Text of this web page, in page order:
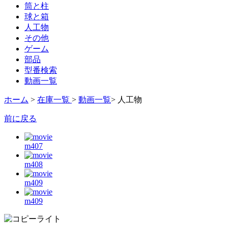
筒と柱
球と箱
人工物
その他
ゲーム
部品
型番検索
動画一覧
ホーム > 在庫一覧 > 動画一覧> 人工物
前に戻る
m407
m408
m409
m409